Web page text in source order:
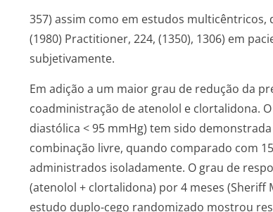
357) assim como em estudos multicêntricos,
(1980) Practitioner, 224, (1350), 1306) em
subjetivamente.
Em adição a um maior grau de redução da
coadministração de atenolol e clortalidona.
diastólica < 95 mmHg) tem sido
combinação livre, quando comparado com
administrados isoladamente. O grau de
(atenolol + clortalidona) por 4 meses (Sheriff
estudo duplo-cego randomizado mostrou